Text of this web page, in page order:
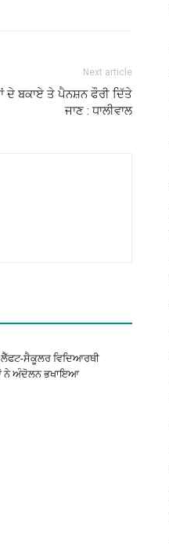
Next article
ਦੇ ਬਕਾਏ ਤੇ ਪੈਨਸ਼ਨ ਫੌਰੀ ਦਿੱਤੇ
ਜਾਣ : ਧਾਲੀਵਾਲ
ਲੈੱਫਟ-ਸੈਕੂਲਰ ਵਿਦਿਆਰਥੀ
ਨੇ ਅੰਦੋਲਨ ਭਖਾਇਆ